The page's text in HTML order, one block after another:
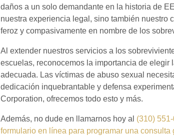
daños a un solo demandante en la historia de
nuestra experiencia legal, sino también nuestro
feroz y compasivamente en nombre de los
Al extender nuestros servicios a los
escuelas, reconocemos la importancia de elegir
adecuada. Las víctimas de abuso sexual
dedicación inquebrantable y defensa
Corporation, ofrecemos todo esto y más.
Además, no dude en llamarnos hoy al (310)
formulario en línea para programar una consulta